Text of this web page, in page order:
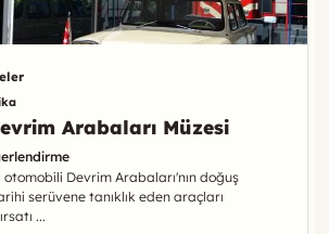
Arabaları Müzesi
Devrim Arabaları'nın doğuş
serüvene tanıklık eden araçları
...